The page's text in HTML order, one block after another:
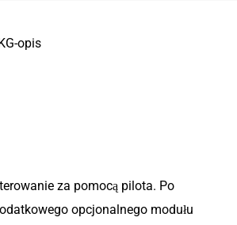
opis
za pomocą pilota. Po
opcjonalnego modułu